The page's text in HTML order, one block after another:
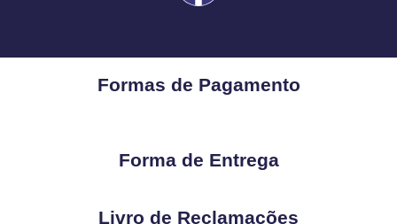
Formas de Pagamento
Forma de Entrega
Livro de Reclamações